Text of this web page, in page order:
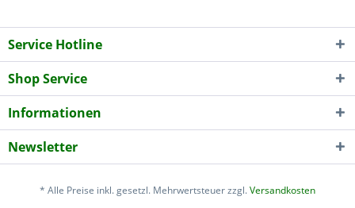
Service Hotline
Shop Service
Informationen
Newsletter
* Alle Preise inkl. gesetzl. Mehrwertsteuer zzgl.Versandkosten